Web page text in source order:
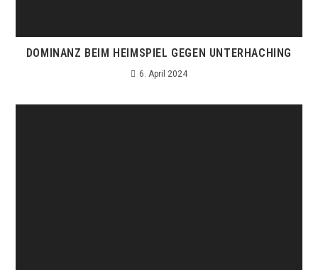
DOMINANZ BEIM HEIMSPIEL GEGEN UNTERHACHING
6. April 2024